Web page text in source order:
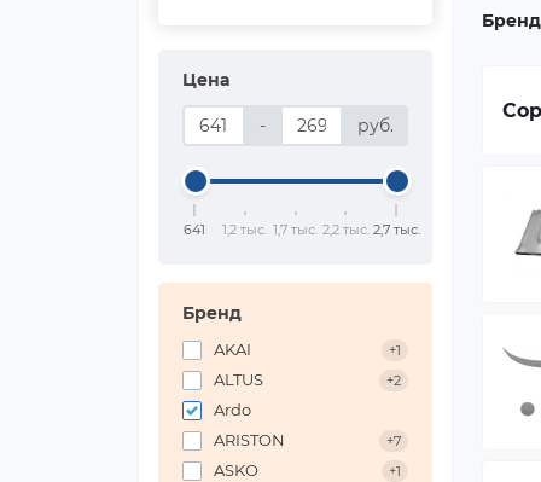
Цена
- руб.
641 1,2 тыс. 1,7 тыс. 2,2 тыс. 2,7 тыс.
Бренд
AKAI +1
ALTUS +2
Ardo
ARISTON
+7
ASKO +1
Бренд